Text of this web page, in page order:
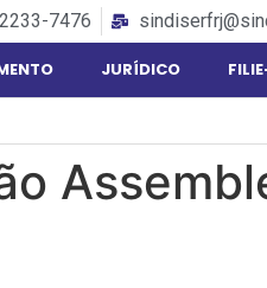
7476
JURÍDICO